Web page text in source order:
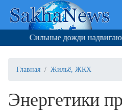
Сильные дожди
Главная Жильё, ЖКХ
Энергетики